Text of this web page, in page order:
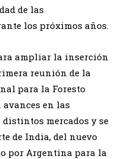
de las
los próximos años.
ampliar la inserción
reunión de la
para la Foresto
en las
mercados y se
de India, del nuevo
por Argentina para la